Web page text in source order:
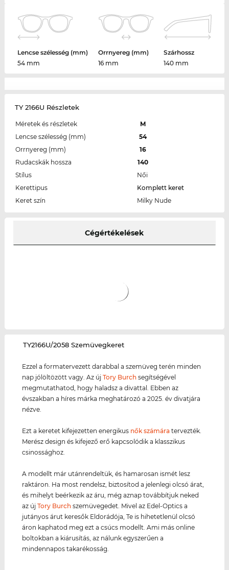
Lencse szélesség (mm)
54 mm
Orrnyereg (mm)
16 mm
Szárhossz
140 mm
TY 2166U Részletek
Méretek és részletek
M
Lencse szélesség (mm)
54
Orrnyereg (mm)
16
Rudacskák hossza
140
Stílus
Női
Kerettipus
Komplett keret
Keret szín
Milky Nude
Cégértékelések
‌TY2166U/2058 Szemüvegkeret
Ezzel a formatervezett darabbal a szemüveg terén minden
nap jólöltözött vagy. Az újTory Burch segítségével
megmutathatod, hogy haladsz a divattal. Ebben az
évszakban a híres márka meghatározó a 2025. év divatjára
nézve.
Ezt a keretet kifejezetten energikus nők számára tervezték.
Merész design és kifejező erő kapcsolódik a klasszikus
csinossághoz.
A modellt már utánrendeltük, és hamarosan ismét lesz
raktáron. Ha most rendelsz, biztosítod a jelenlegi olcsó árat,
és mihelyt beérkezik az áru, még aznap továbbítjuk neked
az újTory Burch szemüvegedet. Mivel az Edel-Optics a
jutányos árut keresők Eldorádója, Te is hihetetlenül olcsó
áron kaphatod meg ezt a csúcs modellt. Ami más online
boltokban a kiárusítás, az nálunk egyszerűen a
mindennapos takarékosság.